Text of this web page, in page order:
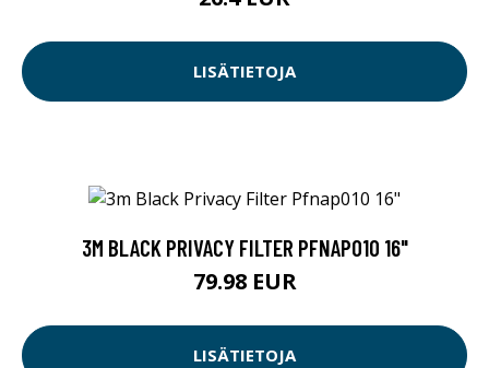
LISÄTIETOJA
3M BLACK PRIVACY FILTER PFNAP010 16"
79.98 EUR
LISÄTIETOJA